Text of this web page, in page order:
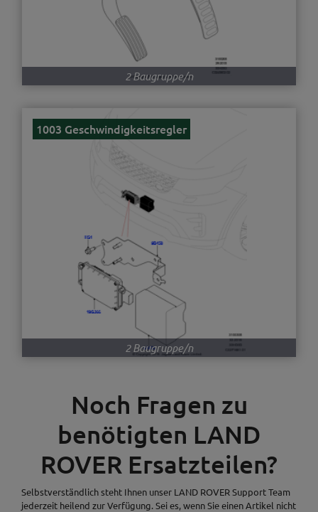
2 Baugruppe/n
1003 Geschwindigkeitsregler
2 Baugruppe/n
Noch Fragen zu
benötigten LAND
ROVER Ersatzteilen?
Selbstverständlich steht Ihnen unser LAND ROVER Support Team
jederzeit heilend zur Verfügung. Sei es, wenn Sie einen Artikel nicht